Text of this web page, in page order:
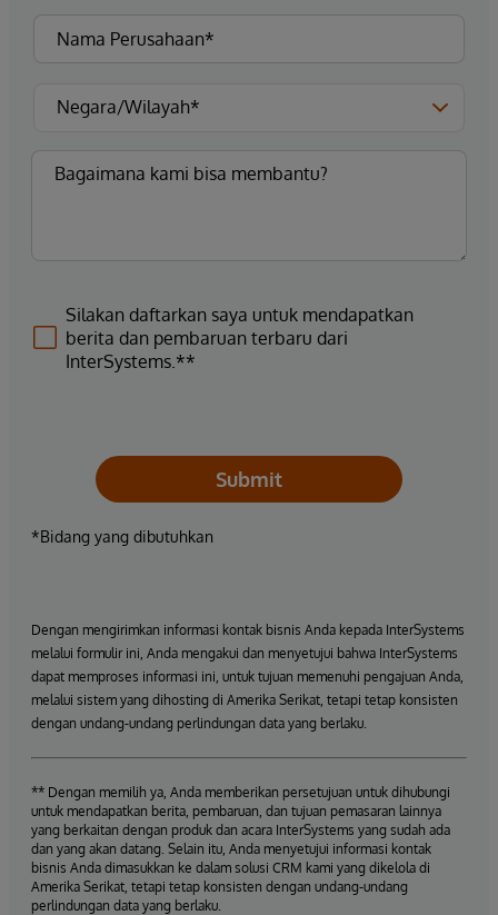
Silakan daftarkan saya untuk mendapatkan
berita dan pembaruan terbaru dari
InterSystems.**
Submit
*Bidang yang dibutuhkan
Dengan mengirimkan informasi kontak bisnis Anda kepada InterSystems
melalui formulir ini, Anda mengakui dan menyetujui bahwa InterSystems
dapat memproses informasi ini, untuk tujuan memenuhi pengajuan Anda,
melalui sistem yang dihosting di Amerika Serikat, tetapi tetap konsisten
dengan undang-undang perlindungan data yang berlaku.
** Dengan memilih ya, Anda memberikan persetujuan untuk dihubungi
untuk mendapatkan berita, pembaruan, dan tujuan pemasaran lainnya
yang berkaitan dengan produk dan acara InterSystems yang sudah ada
dan yang akan datang. Selain itu, Anda menyetujui informasi kontak
bisnis Anda dimasukkan ke dalam solusi CRM kami yang dikelola di
Amerika Serikat, tetapi tetap konsisten dengan undang-undang
perlindungan data yang berlaku.